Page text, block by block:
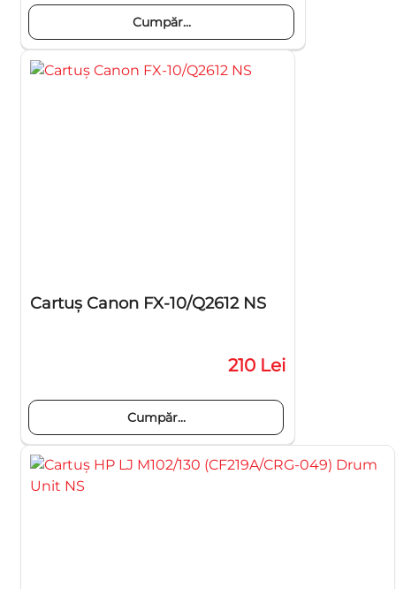
Cumpăr...
Cartuş Canon FX-10/Q2612 NS
210 Lei
Cumpăr...